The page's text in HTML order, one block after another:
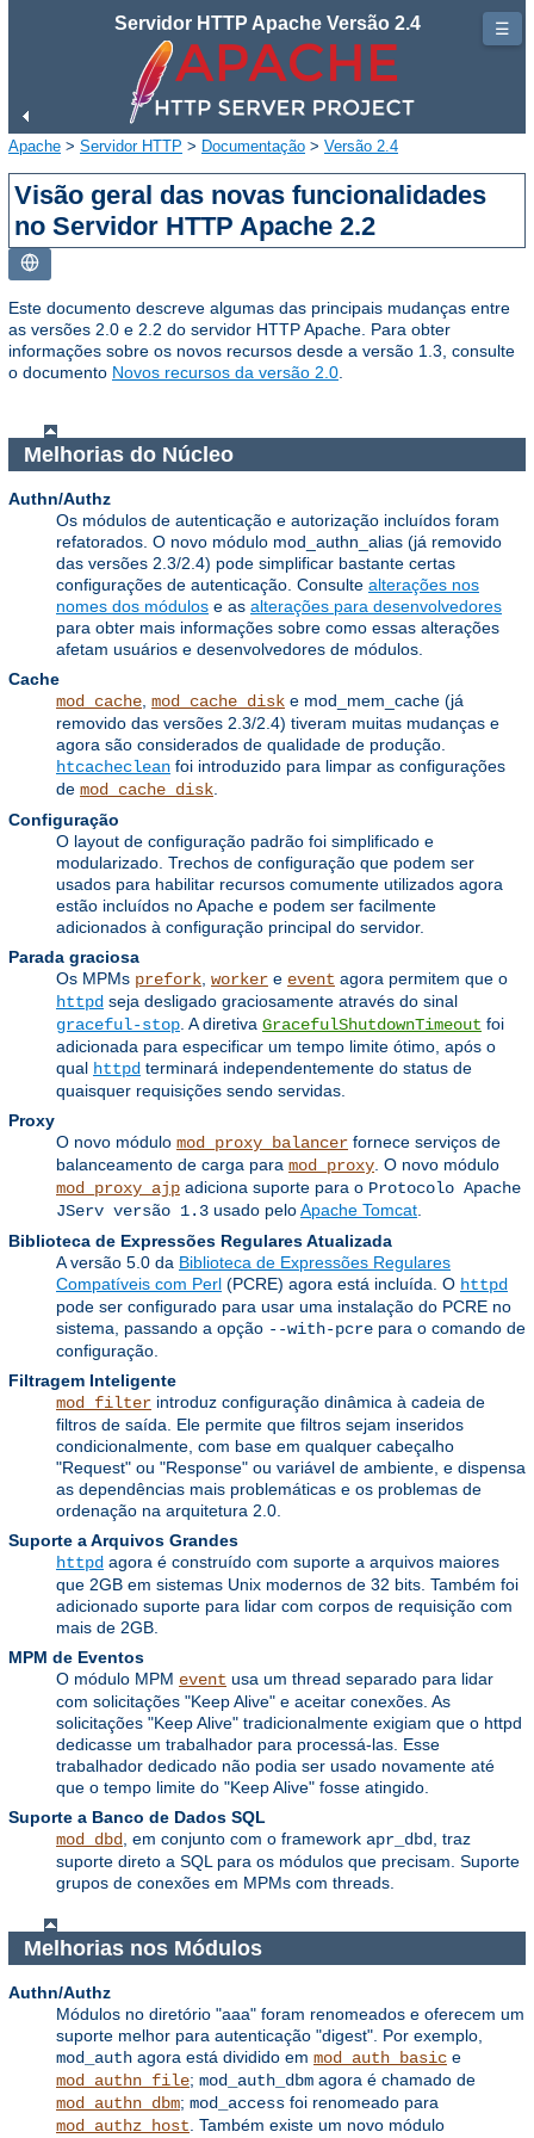
Servidor HTTP Apache Versão 2.4
Apache > Servidor HTTP > Documentação > Versão 2.4
Visão geral das novas funcionalidades
no Servidor HTTP Apache 2.2
Este documento descreve algumas das principais mudanças entre
as versões 2.0 e 2.2 do servidor HTTP Apache. Para obter
informações sobre os novos recursos desde a versão 1.3, consulte
o documento Novos recursos da versão 2.0
Melhorias do Núcleo
Authn/Authz
Os módulos de autenticação e autorização incluídos foram
refatorados. O novo módulo mod_authn_alias (já removido
das versões 2.3/2.4) pode simplificar bastante certas
configurações de autenticação. Consulte alterações nos
nomes dos módulos e as alterações para desenvolvedores
para obter mais informações sobre como essas alterações
afetam usuários e desenvolvedores de módulos.
Cache
mod_cache mod_cache_disk e mod_mem_cache (já
removido das versões 2.3/2.4) tiveram muitas mudanças e
agora são considerados de qualidade de produção.
htcacheclean foi introduzido para limpar as configurações
de mod_cache_disk
Configuração
O layout de configuração padrão foi simplificado e
modularizado. Trechos de configuração que podem ser
usados ​​para habilitar recursos comumente utilizados agora
estão incluídos no Apache e podem ser facilmente
adicionados à configuração principal do servidor.
Parada graciosa
Os MPMs prefork worker e event agora permitem que o
httpd seja desligado graciosamente através do sinal
graceful-stop . A diretiva GracefulShutdownTimeout foi
adicionada para especificar um tempo limite ótimo, após o
qual httpd terminará independentemente do status de
quaisquer requisições sendo servidas.
Proxy
O novo módulo mod_proxy_balancer fornece serviços de
balanceamento de carga para mod_proxy . O novo módulo
mod_proxy_ajp adiciona suporte para o Protocolo Apache
JServ versão 1.3 usado peloApache Tomcat
Biblioteca de Expressões Regulares Atualizada
A versão 5.0 da Biblioteca de Expressões Regulares
Compatíveis com Perl (PCRE) agora está incluída. O httpd
pode ser configurado para usar uma instalação do PCRE no
sistema, passando a opção --with-pcre para o comando de
configuração.
Filtragem Inteligente
mod_filter introduz configuração dinâmica à cadeia de
filtros de saída. Ele permite que filtros sejam inseridos
condicionalmente, com base em qualquer cabeçalho
"Request" ou "Response" ou variável de ambiente, e dispensa
as dependências mais problemáticas e os problemas de
ordenação na arquitetura 2.0.
Suporte a Arquivos Grandes
httpd agora é construído com suporte a arquivos maiores
que 2GB em sistemas Unix modernos de 32 bits. Também foi
adicionado suporte para lidar com corpos de requisição com
mais de 2GB.
MPM de Eventos
O módulo MPM event usa um thread separado para lidar
com solicitações "Keep Alive" e aceitar conexões. As
solicitações "Keep Alive" tradicionalmente exigiam que o httpd
dedicasse um trabalhador para processá-las. Esse
trabalhador dedicado não podia ser usado novamente até
que o tempo limite do "Keep Alive" fosse atingido.
Suporte a Banco de Dados SQL
mod_dbd
, em conjunto com o framework apr_dbd
, traz
suporte direto a SQL para os módulos que precisam. Suporte
grupos de conexões em MPMs com threads.
Melhorias nos Módulos
Authn/Authz
Módulos no diretório "aaa" foram renomeados e oferecem um
suporte melhor para autenticação "digest". Por exemplo,
mod_auth agora está dividido em mod_auth_basic e
mod_authn_file; mod_auth_dbm agora é chamado de
mod_authn_dbm; mod_access foi renomeado para
mod_authz_host. Também existe um novo módulo
☰